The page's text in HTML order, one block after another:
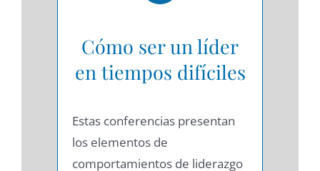
Cómo ser un líder
en tiempos difíciles
Estas conferencias presentan
los elementos de
comportamientos de liderazgo